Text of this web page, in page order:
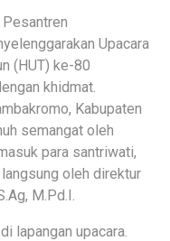
Upacara
(HUT) ke-80
khidmat.
Kabupaten
semangat oleh
para santriwati,
oleh direktur
M.Pd.I.
lapangan upacara.